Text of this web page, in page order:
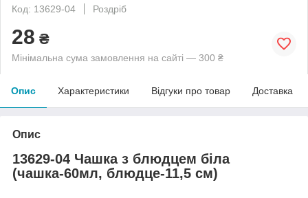
Код: 13629-04
Роздріб
28 ₴
Мінімальна сума замовлення на сайті — 300 ₴
Опис Характеристики Відгуки про товар Доставка
Опис
13629-04 Чашка з блюдцем біла
(чашка-60мл, блюдце-11,5 см)